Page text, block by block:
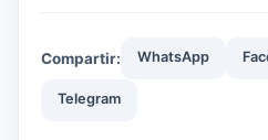
Compartir: WhatsApp
Telegram